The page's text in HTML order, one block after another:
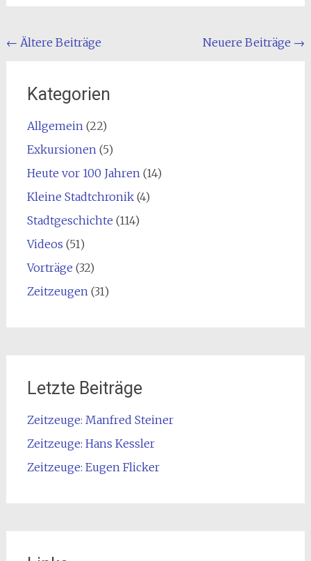
Beitragsnavigation
← Ältere Beiträge Neuere Beiträge →
Kategorien
Allgemein(22)
Exkursionen(5)
Heute vor 100 Jahren(14)
Kleine Stadtchronik(4)
Stadtgeschichte (114)
Videos (51)
Vorträge (32)
Zeitzeugen(31)
Letzte Beiträge
Zeitzeuge: Manfred Steiner
Zeitzeuge: Hans Kessler
Zeitzeuge: Eugen Flicker